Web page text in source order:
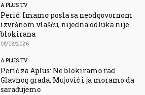
A PLUS TV
Perić: Imamo posla sa neodgovornom
izvršnom vlašću, nijedna odluka nije
blokirana
08/08/2026
A PLUS TV
Perić za Aplus: Ne blokiramo rad
Glavnog grada, Mujović i ja moramo da
sarađujemo